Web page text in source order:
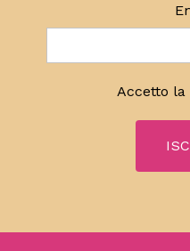
Accetto la